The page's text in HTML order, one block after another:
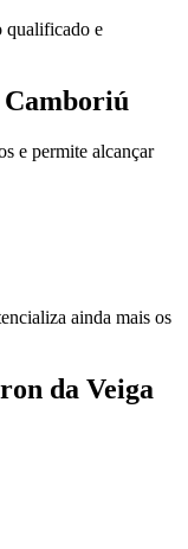
qualificado e
Camboriú
e permite alcançar
ainda mais os
da Veiga